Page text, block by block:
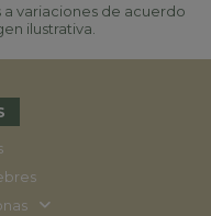
variaciones de acuerdo
ilustrativa.